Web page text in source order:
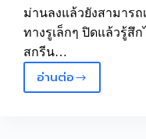
ม่านลงแล้วยังสามาร
ทางรูเล็กๆ ปิดแล้วรู้
สกรีน…
อ่านต่อ
ม่าน